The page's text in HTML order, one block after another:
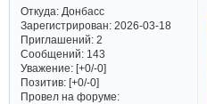
Откуда:Донбасс
Зарегистрирован: 2026-03-18
Приглашений:2
Сообщений:143
Уважение: [+0/-0]
Позитив: [+0/-0]
Провел на форуме: